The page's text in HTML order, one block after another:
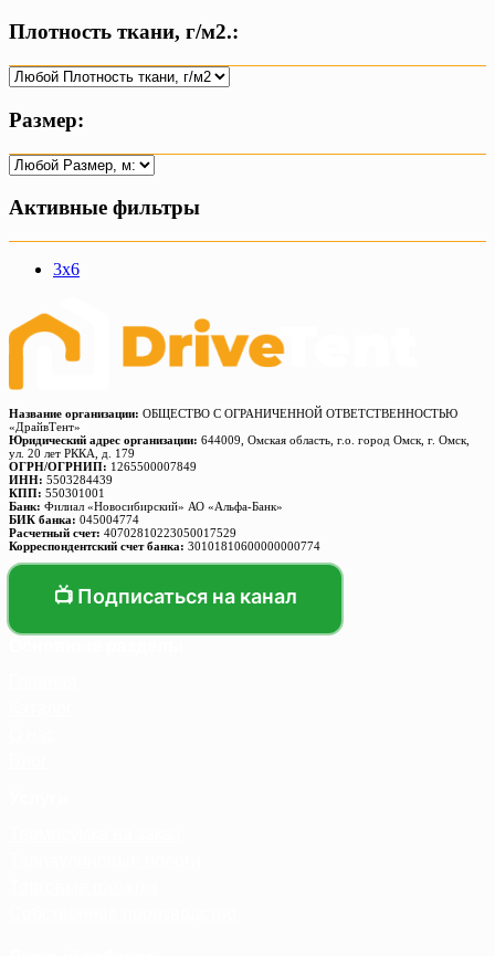
Плотность ткани, г/м2.:
Размер:
Активные фильтры
3х6
Название организации: ОБЩЕСТВО С ОГРАНИЧЕННОЙ ОТВЕТСТВЕННОСТЬЮ
«ДрайвТент»
Юридический адрес организации: 644009, Омская область, г.о. город Омск, г. Омск,
ул. 20 лет РККА, д. 179
ОГРН/ОГРНИП: 1265500007849
ИНН: 5503284439
КПП: 550301001
Банк: Филиал «Новосибирский» АО «Альфа-Банк»
БИК банка: 045004774
Расчетный счет: 40702810223050017529
Корреспондентский счет банка: 30101810600000000774
📺 Подписаться на канал